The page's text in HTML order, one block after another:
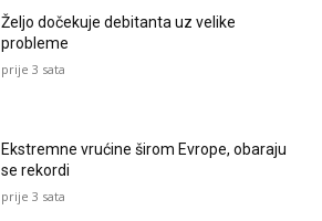
Željo dočekuje debitanta uz velike
probleme
prije 3 sata
Ekstremne vrućine širom Evrope, obaraju
se rekordi
prije 3 sata